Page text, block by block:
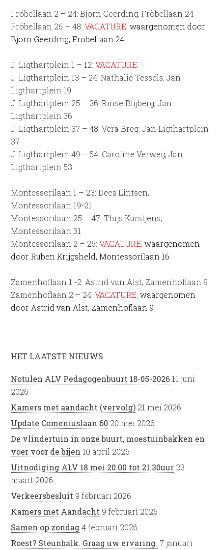
Fröbellaan 2 – 24: Bjorn Geerding, Fröbellaan 24
Fröbellaan 26 – 48:VACATURE,waargenomen door
Bjorn Geerding, Fröbellaan 24
J. Ligthartplein 1 – 12:VACATURE
J. Ligthartplein 13 – 24: Nathalie Tessels, Jan
Ligthartplein 19
J. Ligthartplein 25 – 36: Rinse Blijberg, Jan
Ligthartplein 36
J. Ligthartplein 37 – 48: Vera Breg, Jan Ligthartplein
37
J. Ligthartplein 49 – 54: Caroline Verweij, Jan
Ligthartplein 53
Montessorilaan 1 – 23: Dees Lintsen,
Montessorilaan 19-21
Montessorilaan 25 – 47: Thijs Kurstjens,
Montessorilaan 31
Montessorilaan 2 – 26:VACATURE,waargenomen
door Ruben Krijgsheld, Montessorilaan 16
Zamenhoflaan 1 -2: Astrid van Alst, Zamenhoflaan 9
Zamenhoflaan 2 – 24:VACATURE, waargenomen
door Astrid van Alst, Zamenhoflaan 9
HET LAATSTE NIEUWS
Notulen ALV Pedagogenbuurt 18-05-2026 11 juni
2026
Kamers met aandacht (vervolg) 21 mei 2026
Update Comeniuslaan 60 20 mei 2026
De vlindertuin in onze buurt, moestuinbakken en
voer voor de bijen 10 april 2026
Uitnodiging ALV 18 mei 20.00 tot 21.30uur 23
maart 2026
Verkeersbesluit 9 februari 2026
Kamers met Aandacht 9 februari 2026
Samen op zondag 4 februari 2026
Roest? Steunbalk. Graag uw ervaring. 7 januari